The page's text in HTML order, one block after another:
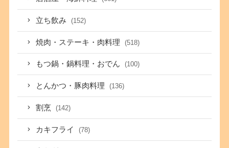
立ち飲み (152)
焼肉・ステーキ・肉料理 (518)
もつ鍋・鍋料理・おでん (100)
とんかつ・豚肉料理 (136)
割烹 (142)
カキフライ (78)